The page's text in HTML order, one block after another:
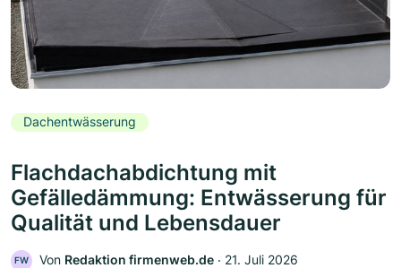
Dachentwässerung
Flachdachabdichtung mit
Gefälledämmung: Entwässerung für
Qualität und Lebensdauer
FW Von Redaktion firmenweb.de ‧ 21. Juli 2026